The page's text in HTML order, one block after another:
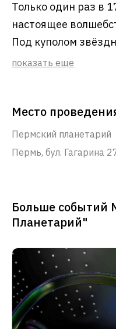
Только один раз в
настоящее
Под куполом
показать еще
Место
Пермский планетарий
Пермь, бул. Гагарина
Больше событий
Планетарий"